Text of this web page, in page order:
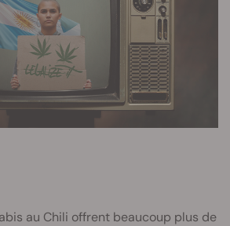
au Chili offrent beaucoup plus de